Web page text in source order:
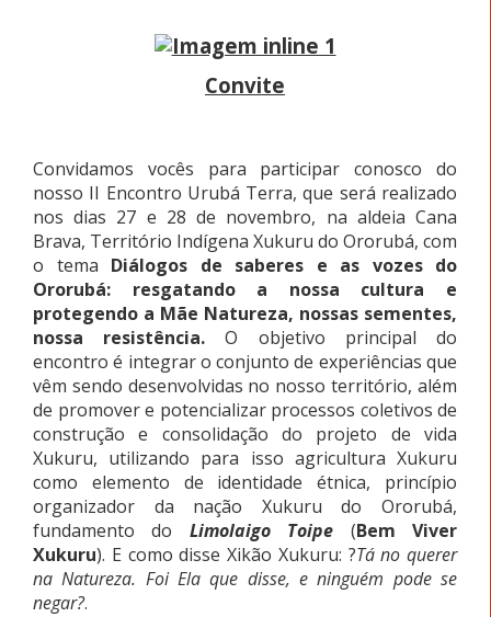
Convite
Convidamos vocês para participar conosco do
nosso II Encontro Urubá Terra, que será realizado
nos dias 27 e 28 de novembro, na aldeia Cana
Brava, Território Indígena Xukuru do Ororubá, com
o tema Diálogos de saberes e as vozes do
Ororubá: resgatando a nossa cultura e
protegendo a Mãe Natureza, nossas sementes,
nossa resistência.O objetivo principal do
encontro é integrar o conjunto de experiências que
vêm sendo desenvolvidas no nosso território, além
de promover e potencializar processos coletivos de
construção e consolidação do projeto de vida
Xukuru, utilizando para isso agricultura Xukuru
como elemento de identidade étnica, princípio
organizador da nação Xukuru do Ororubá,
fundamento do Limolaigo Toipe (Bem Viver
Xukuru). E como disse Xikão Xukuru: ?Tá no querer
na Natureza. Foi Ela que disse, e ninguém pode se
negar?.